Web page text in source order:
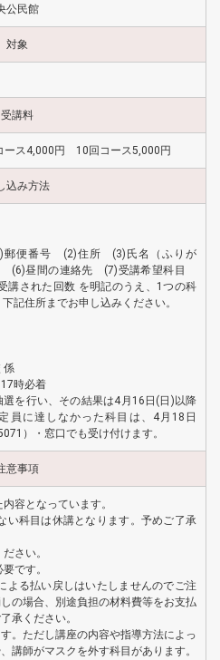
公民館
対象
受講料
ス4,000円 10回コース5,000円
込み方法
郵便番号 (2)住所 (3)氏名（ふりが
昼間の連絡先 (7)受講希望科目
講された回数 を明記のうえ、1つの科
記住所までお申し込みください。
係
時必着
を行い、その結果は4月16日(日)以降
員に達しなかった科目は、4月18日
）・窓口でも受け付けます。
意事項
容となっています。
い科目は休講となります。予めご了承
さい。
です。
よる払い戻しはいたしませんのでご注
の場合、別途負担の材料費等をお支払
承ください。
。ただし講座の内容や指導方法によっ
講師がマスクを外す科目があります。